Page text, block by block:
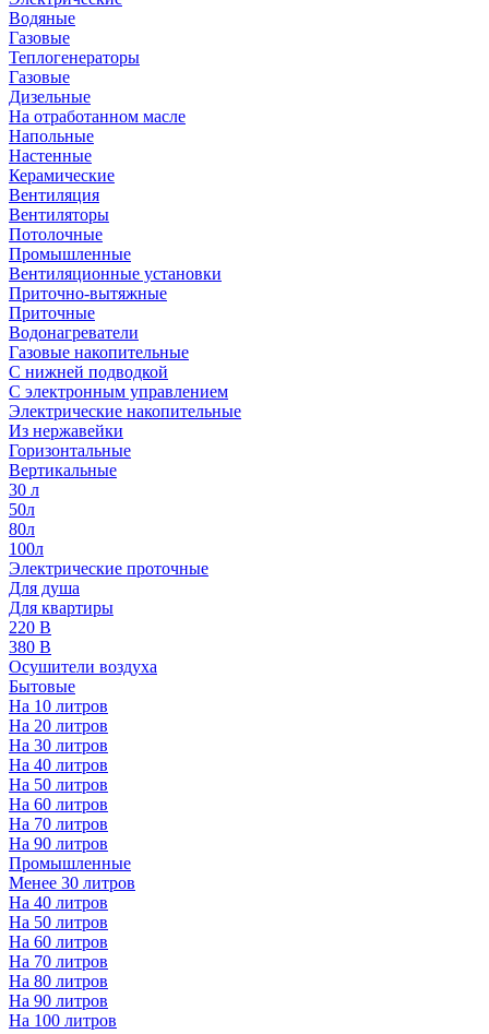
Водяные
Газовые
Теплогенераторы
Газовые
Дизельные
На отработанном масле
Напольные
Настенные
Керамические
Вентиляция
Вентиляторы
Потолочные
Промышленные
Вентиляционные установки
Приточно-вытяжные
Приточные
Водонагреватели
Газовые накопительные
С нижней подводкой
С электронным управлением
Электрические накопительные
Из нержавейки
Горизонтальные
Вертикальные
30 л
50л
80л
100л
Электрические проточные
Для душа
Для квартиры
220 В
380 В
Осушители воздуха
Бытовые
На 10 литров
На 20 литров
На 30 литров
На 40 литров
На 50 литров
На 60 литров
На 70 литров
На 90 литров
Промышленные
Менее 30 литров
На 40 литров
На 50 литров
На 60 литров
На 70 литров
На 80 литров
На 90 литров
На 100 литров